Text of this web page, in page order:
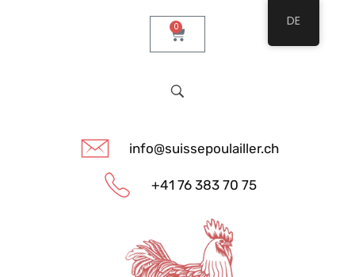
0
info@suissepoulailler.ch
+41 76 383 70 75
DE